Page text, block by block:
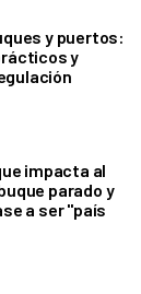
y puertos:
y
impacta al
parado y
a ser "país